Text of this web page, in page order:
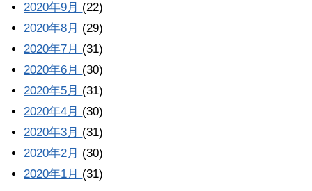
2020年9月 (22)
2020年8月 (29)
2020年7月 (31)
2020年6月 (30)
2020年5月 (31)
2020年4月 (30)
2020年3月 (31)
2020年2月 (30)
2020年1月 (31)